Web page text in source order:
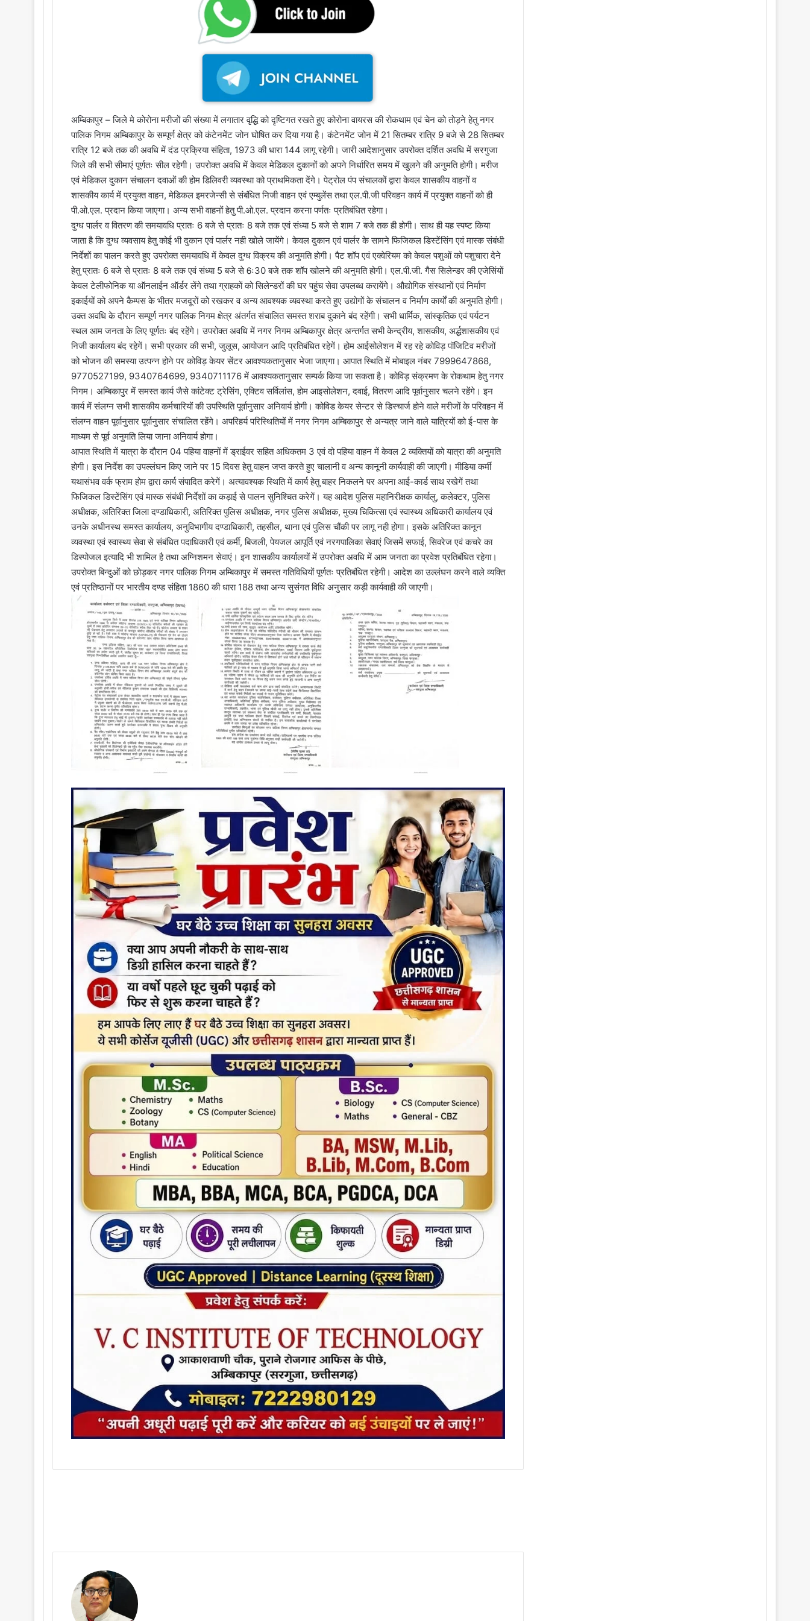
अम्बिकापुर – जिले मे कोरोना मरीजों की संख्या में लगातार वृद्धि को दृष्टिगत रखते हुए कोरोना वायरस की रोकथाम एवं चेन को तोड़ने हेतु नगर
पालिक निगम अम्बिकापुर के सम्पूर्ण क्षेत्र को कंटेनमेंट जोन घोषित कर दिया गया है। कंटेनमेंट जोन में 21 सितम्बर रात्रि 9 बजे से 28 सितम्बर
रात्रि 12 बजे तक की अवधि में दंड प्रक्रिया संहिता, 1973 की धारा 144 लागू रहेगी। जारी आदेशानुसार उपरोक्त दर्शित अवधि में सरगुजा
जिले की सभी सीमाएं पूर्णतः सील रहेगी। उपरोक्त अवधि में केवल मेडिकल दुकानों को अपने निर्धारित समय में खुलने की अनुमति होगी। मरीज
एवं मेडिकल दुकान संचालन दवाओं की होम डिलिवरी व्यवस्था को प्राथमिकता देंगे। पेट्रोल पंप संचालकों द्वारा केवल शासकीय वाहनों व
शासकीय कार्य में प्रयुक्त वाहन, मेडिकल इमरजेन्सी से संबंधित निजी वाहन एवं एम्बुलेंस तथा एल.पी.जी परिवहन कार्य में प्रयुक्त वाहनों को ही
पी.ओ.एल. प्रदान किया जाएगा। अन्य सभी वाहनों हेतु पी.ओ.एल. प्रदान करना पर्णतः प्रतिबंधित रहेगा।
दुग्ध पार्लर व वितरण की समयावधि प्रातः 6 बजे से प्रातः 8 बजे तक एवं संध्या 5 बजे से शाम 7 बजे तक ही होगी। साथ ही यह स्पष्ट किया
जाता है कि दुग्ध व्यवसाय हेतु कोई भी दुकान एवं पार्लर नही खोले जायेंगे। केवल दुकान एवं पार्लर के सामने फिजिकल डिस्टेंसिंग एवं मास्क संबंधी
निर्देशों का पालन करते हुए उपरोक्त समयावधि में केवल दुग्ध विक्रय की अनुमति होगी। पैट शॉप एवं एक्वेरियम को केवल पशुओं को पशुचारा देने
हेतु प्रातः 6 बजे से प्रातः 8 बजे तक एवं संध्या 5 बजे से 6ः30 बजे तक शॉप खोलने की अनुमति होगी। एल.पी.जी. गैस सिलेन्डर की एजेसिंयों
केवल टेलीफोनिक या ऑनलाईन ऑर्डर लेंगे तथा ग्राहकों को सिलेन्डरों की घर पहुंच सेवा उपलब्ध करायेंगे। औद्योगिक संस्थानों एवं निर्माण
इकाईयों को अपने कैम्पस के भीतर मजदूरों को रखकर व अन्य आवश्यक व्यवस्था करते हुए उद्योगों के संचालन व निर्माण कार्यों की अनुमति होगी।
उक्त अवधि के दौरान सम्पूर्ण नगर पालिक निगम क्षेत्र अंतर्गत संचालित समस्त शराब दुकाने बंद रहेंगी। सभी धार्मिक, सांस्कृतिक एवं पर्यटन
स्थल आम जनता के लिए पूर्णतः बंद रहेंगे। उपरोक्त अवधि में नगर निगम अम्बिकापुर क्षेत्र अन्तर्गत सभी केन्द्रीय, शासकीय, अर्द्धशासकीय एवं
निजी कार्यालय बंद रहेगें। सभी प्रकार की सभी, जुलूस, आयोजन आदि प्रतिबंधित रहेगें। होम आईसोलेशन में रह रहे कोविड़ पॉजिटिव मरीजों
को भोजन की समस्या उत्पन्न होने पर कोविड़ केयर सेंटर आवश्यकतानुसार भेजा जाएगा। आपात स्थिति में मोबाइल नंबर 7999647868,
9770527199, 9340764699, 9340711176 में आवश्यकतानुसार सम्पर्क किया जा सकता है। कोविड़ संक्रमण के रोकथाम हेतु नगर
निगम। अम्बिकापुर में समस्त कार्य जैसे कांटेक्ट ट्रेसिंग, एक्टिव सर्विलांस, होम आइसोलेशन, दवाई, वितरण आदि पूर्वानुसार चलने रहेंगे। इन
कार्य में संलग्न सभी शासकीय कर्मचारियों की उपस्थिति पूर्वानुसार अनिवार्य होगी। कोविड केयर सेन्टर से डिस्चार्ज होने वाले मरीजों के परिवहन में
संलग्न वाहन पूर्वानुसार पूर्वानुसार संचालित रहेंगे। अपरिहर्य परिस्थितियों में नगर निगम अम्बिकापुर से अन्यत्र जाने वाले यात्रियों को ई-पास के
माध्यम से पूर्व अनुमति लिया जाना अनिवार्य होगा।
आपात स्थिति में यात्रा के दौरान 04 पहिया वाहनों में ड्राईवर सहित अधिकतम 3 एवं दो पहिया वाहन में केवल 2 व्यक्तियों को यात्रा की अनुमति
होगी। इस निर्देश का उपल्लंघन किए जाने पर 15 दिवस हेतु वाहन जप्त करते हुए चालानी व अन्य कानूनी कार्यवाही की जाएगी। मीडिया कर्मी
यथासंभव वर्क फ्राम होम द्वारा कार्य संपादित करेगें। अत्यावश्यक स्थिति में कार्य हेतु बाहर निकलने पर अपना आई-कार्ड साथ रखेगें तथा
फिजिकल डिस्टेंसिंग एवं मास्क संबंधी निर्देशों का कड़ाई से पालन सुनिश्चित करेगें। यह आदेश पुलिस महानिरीक्षक कार्यालु, कलेक्टर, पुलिस
अधीक्षक, अतिरिक्त जिला दण्डाधिकारी, अतिरिक्त पुलिस अधीक्षक, नगर पुलिस अधीक्षक, मुख्य चिकित्सा एवं स्वास्थ्य अधिकारी कार्यालय एवं
उनके अधीनस्थ समस्त कार्यालय, अनुविभागीय दण्डाधिकारी, तहसील, थाना एवं पुलिस चौंकी पर लागू नही होगा। इसके अतिरिक्त कानून
व्यवस्था एवं स्वास्थ्य सेवा से संबंधित पदाधिकारी एवं कर्मी, बिजली, पेयजल आपूर्ति एवं नरगपालिका सेवाएं जिसमें सफाई, सिवरेज एवं कचरे का
डिस्पोजल इत्यादि भी शामिल है तथा अग्निशमन सेवाएं। इन शासकीय कार्यालयों में उपरोक्त अवधि में आम जनता का प्रवेश प्रतिबंधित रहेगा।
उपरोक्त बिन्दुओं को छोड़कर नगर पालिक निगम अम्बिकापुर में समस्त गतिविधियों पूर्णतः प्रतिबंधित रहेगी। आदेश का उल्लंघन करने वाले व्यक्ति
एवं प्रतिष्ठानों पर भारतीय दण्ड संहिता 1860 की धारा 188 तथा अन्य सुसंगत विधि अनुसार कड़ी कार्यवाही की जाएगी।